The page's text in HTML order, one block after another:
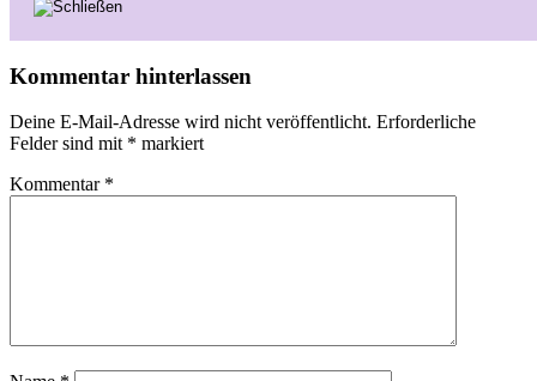
Kommentar hinterlassen
Deine E-Mail-Adresse wird nicht veröffentlicht. Erforderliche
Felder sind mit * markiert
Kommentar *